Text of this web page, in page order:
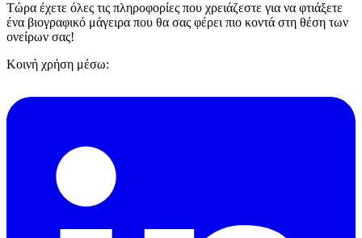
Τώρα έχετε όλες τις πληροφορίες που χρειάζεστε για να φτιάξετε
ένα βιογραφικό μάγειρα που θα σας φέρει πιο κοντά στη θέση των
ονείρων σας!
Κοινή χρήση μέσω: